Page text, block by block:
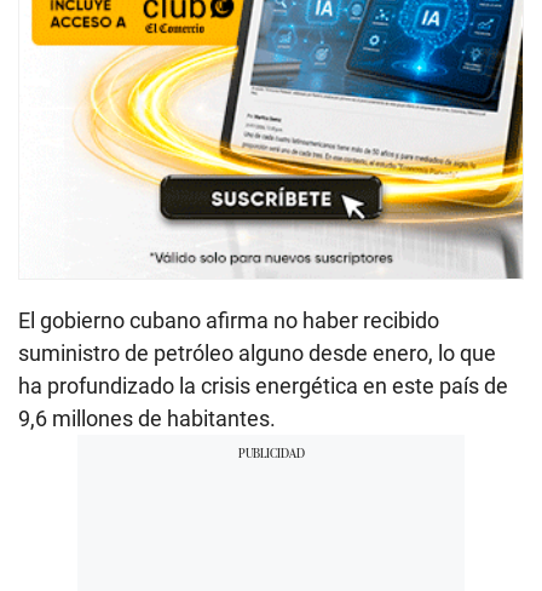
El gobierno cubano afirma no haber recibido
suministro de petróleo alguno desde enero, lo que
ha profundizado la crisis energética en este país de
9,6 millones de habitantes.